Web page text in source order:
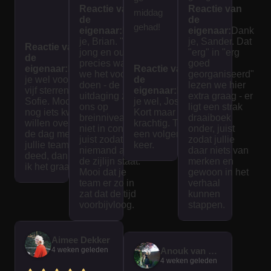
Reactie van
de
eigenaar:
Dank
je wel voor de
vijf sterren,
Sofie. Mocht je
nog iets kwijt
willen over wat
de dag met
jullie team
deed, dan lees
ik het graag.
Spanne
nd en
interess
ant voor
jong en
oud! Het
spel
was
goed
uitgedac
ht en
interacti
ef. De
tijd vliegt
bezig
Reactie van
de
eigenaar:
Dank
je, Brian. "Voor
jong en oud" is
precies waar
we het voor
doen - de
uitdaging zit bij
ons op
breinniveau en
niet in conditie,
juist zodat
niemand aan
de zijlijn staat.
Mooi dat je
team er zo in
zat dat de tijd
voorbijvloog.
middag
gehad!
Reactie van
de
eigenaar:
Dank
je wel, Jose.
Kort maar
krachtig. Tot
een volgende
keer.
seerd.
We
hebben
een
mooie
dag
gehad.
Reactie van
de
eigenaar: Dank
je, Sander. Dat
"erg" in "erg
goed
georganiseerd"
lezen we hier
extra graag - er
ligt een strak
draaiboek
onder, juist
zodat jullie
daar niets van
merken en
gewoon in het
verhaal
kunnen
stappen.
Aimee Dekker
4 weken geleden Anouk van der Graaf
4 weken geleden